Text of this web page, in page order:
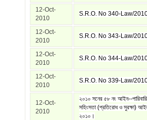
12-Oct-
2010
S.R.O. No 340-Law/
12-Oct-
2010
S.R.O. No 343-Law/
12-Oct-
2010
S.R.O. No 344-Law/
12-Oct-
2010
S.R.O. No 339-Law/
12-Oct-
2010
২০১০ সনের ৫৮ নং আইন--
সহিংসতা (প্রতিরোধ ও সুরক্ষা)
২০১০।